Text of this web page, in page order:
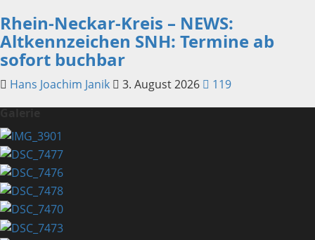
Rhein-Neckar-Kreis – NEWS:
Altkennzeichen SNH: Termine ab
sofort buchbar
Hans Joachim Janik 3. August 2026
119